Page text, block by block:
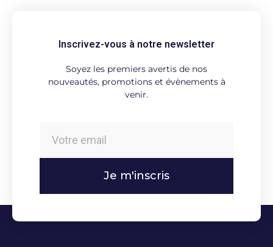
Inscrivez-vous à notre newsletter
Soyez les premiers avertis de nos
nouveautés, promotions et évènements à
venir.
Je m'inscris